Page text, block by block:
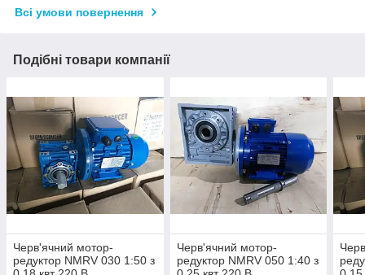
Всі умови повернення
Подібні товари компанії
Черв'ячний мотор-
редуктор NMRV 030 1:50 з
Черв'ячний мотор-
редуктор NMRV 050 1:40 з